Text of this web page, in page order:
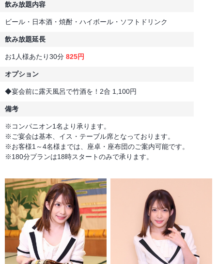
飲み放題内容
ビール・日本酒・焼酎・ハイボール・ソフトドリンク
飲み放題延長
お1人様あたり30分 825円
オプション
◆宴会前に露天風呂で竹酒を！2合 1,100円
備考
※コンパニオン1名より承ります。
※ご宴会は基本、イス・テーブル席となっております。
※お客様1～4名様までは、座卓・座布団のご案内可能です。
※180分プランは18時スタートのみで承ります。